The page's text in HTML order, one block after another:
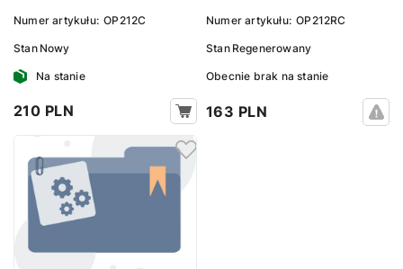
Numer artykułu: OP212C
Stan Nowy
Na stanie
210 PLN
Numer artykułu: OP212RC
Stan Regenerowany
Obecnie brak na stanie
163 PLN